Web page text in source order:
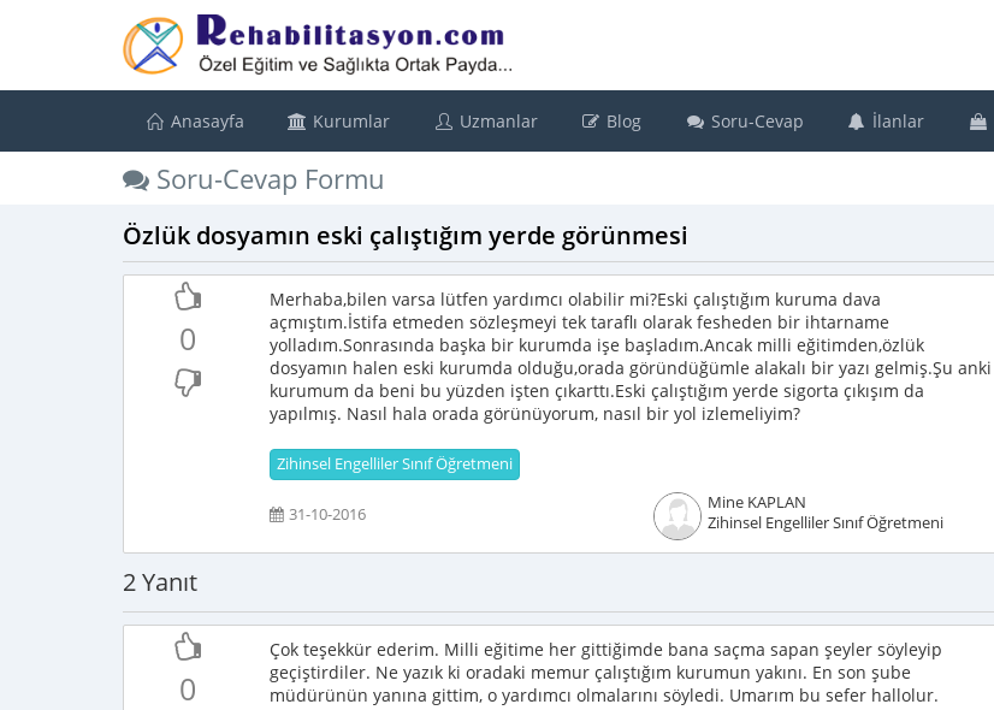
Anasayfa Kurumlar Uzmanlar Blog Soru-Cevap İlanlar
Soru-Cevap Formu
Özlük dosyamın eski çalıştığım yerde görünmesi
0
Merhaba,bilen varsa lütfen yardımcı olabilir mi?Eski çalıştığım kuruma dava
açmıştım.İstifa etmeden sözleşmeyi tek taraflı olarak fesheden bir ihtarname
yolladım.Sonrasında başka bir kurumda işe başladım.Ancak milli eğitimden,özlük
dosyamın halen eski kurumda olduğu,orada göründüğümle alakalı bir yazı gelmiş.Şu anki
kurumum da beni bu yüzden işten çıkarttı.Eski çalıştığım yerde sigorta çıkışım da
yapılmış. Nasıl hala orada görünüyorum, nasıl bir yol izlemeliyim?
Zihinsel Engelliler Sınıf Öğretmeni
31-10-2016
Mine KAPLAN
Zihinsel Engelliler Sınıf Öğretmeni
2 Yanıt
0
Çok teşekkür ederim. Milli eğitime her gittiğimde bana saçma sapan şeyler söyleyip
geçiştirdiler. Ne yazık ki oradaki memur çalıştığım kurumun yakını. En son şube
müdürünün yanına gittim, o yardımcı olmalarını söyledi. Umarım bu sefer hallolur.